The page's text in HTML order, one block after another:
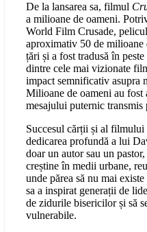
De la lansarea sa, filmul
a milioane de oameni.
World Film Crusade,
aproximativ 50 de milioane
țări și a fost tradusă în
dintre cele mai vizionate
impact semnificativ asupra
Milioane de oameni au fost
mesajului puternic transmis
Succesul cărții și al
dedicarea profundă a lui
doar un autor sau un
creștine în medii urbane,
unde părea să nu mai
sa a inspirat generații de
de zidurile bisericilor și să
vulnerabile.